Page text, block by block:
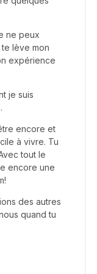
ne peux
lève mon
expérience
je suis
encore et
à vivre. Tu
tout le
encore une
des autres
quand tu